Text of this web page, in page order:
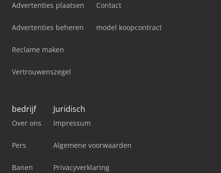
Advertenties plaatsen
Advertenties beheren
Reclame maken
Vertrouwenszegel
Contact
model koopcontract
bedrijf
Over ons
Pers
Banen
Juridisch
Impressum
Algemene voorwaarden
Privacyverklaring